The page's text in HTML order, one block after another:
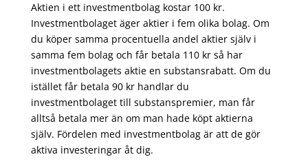
Aktien i ett investmentbolag kostar 100 kr.
Investmentbolaget äger aktier i fem olika bolag. Om
du köper samma procentuella andel aktier själv i
samma fem bolag och får betala 110 kr så har
investmentbolagets aktie en substansrabatt. Om du
istället får betala 90 kr handlar du
investmentbolaget till substanspremier, man får
alltså betala mer än om man hade köpt aktierna
själv. Fördelen med investmentbolag är att de gör
aktiva investeringar åt dig.